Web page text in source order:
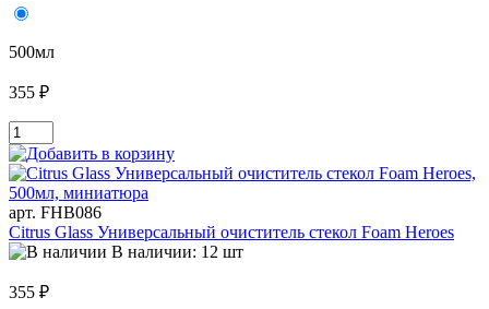
500мл
355 ₽
арт. FHB086
Citrus Glass Универсальный очиститель стекол Foam Heroes
В наличии: 12 шт
355 ₽